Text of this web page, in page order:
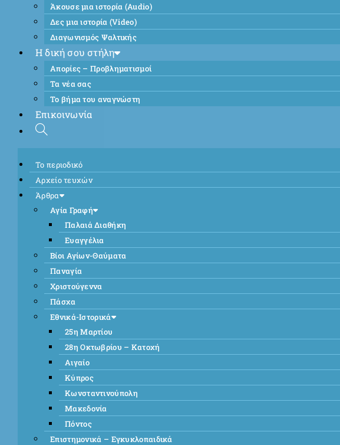
Άκουσε μια ιστορία (Audio)
Δες μια ιστορία (Video)
Διαγωνισμός Ψαλτικής
Η δική σου στήλη
Απορίες – Προβληματισμοί
Τα νέα σας
Το βήμα του αναγνώστη
Επικοινωνία
Το περιοδικό
Αρχείο τευχών
Άρθρα
Αγία Γραφή
Παλαιά Διαθήκη
Ευαγγέλια
Βίοι Αγίων-Θαύματα
Παναγία
Χριστούγεννα
Πάσχα
Εθνικά-Ιστορικά
25η Μαρτίου
28η Οκτωβρίου – Κατοχή
Αιγαίο
Κύπρος
Κωνσταντινούπολη
Μακεδονία
Πόντος
Επιστημονικά – Εγκυκλοπαιδικά